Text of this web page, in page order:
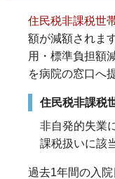
住民税非課税世
額が減額されま
用・標準負担額
を病院の窓口へ
住民税非課税
非自発的失業
課税扱いに該
過去1年間の入